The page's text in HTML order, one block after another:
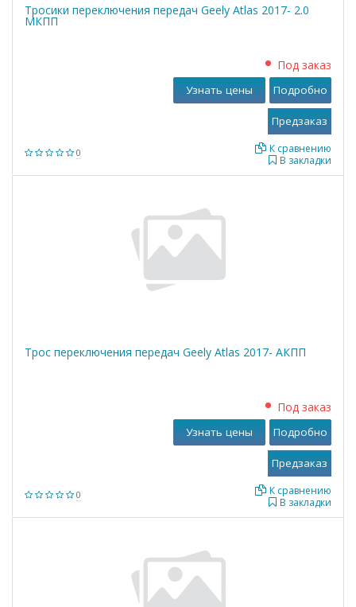
Тросики переключения передач Geely Atlas 2017- 2.0
МКПП
0
Под заказ
В закладки
К сравнению
Узнать цены Подробно
Трос переключения передач Geely Atlas 2017- АКПП
0
Под заказ
В закладки
К сравнению
Узнать цены Подробно